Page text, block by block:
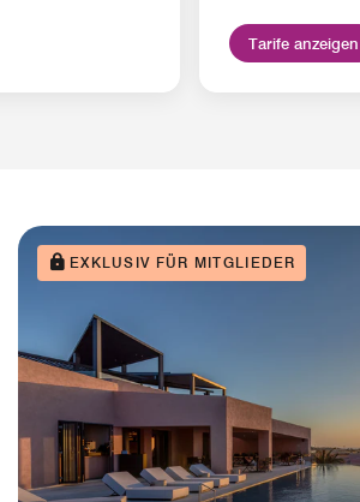
Tarife anzeigen
EXKLUSIV FÜR MITGLIEDER